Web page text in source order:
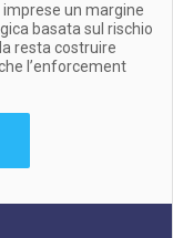
imprese un margine
basata sul rischio
resta costruire
l’enforcement